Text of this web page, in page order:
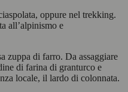
oppure nel trekking.
all’alpinismo e
zuppa di farro. Da assaggiare
di farina di granturco e
locale, il lardo di colonnata.